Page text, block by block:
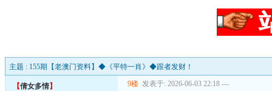
主题 : 155期【老澳门资料】◆《平特一肖》◆跟者发财！
【倩女多情】 9楼 发表于: 2026-06-03 22:18 ---